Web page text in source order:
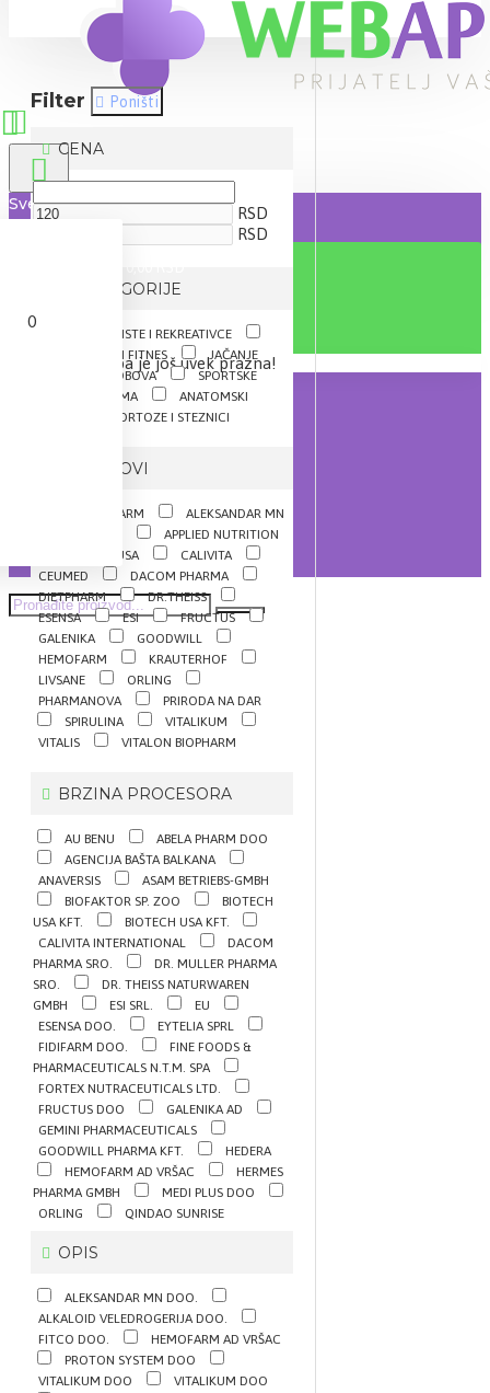
Sve
0
Vaša korpa je još uvek prazna!
Filter Poništi
CENA
RSD
RSD
IZ KATEGORIJE
ZA SPORTISTE I REKREATIVCE
MRŠAVLJENJE I FITNES
JAČANJE
KOSTIJU I ZGLOBOVA
SPORTSKE
POVREDE I REUMA
ANATOMSKI
ORTOZE I STEZNICI
BRENDOVI
ABELA PHARM
ALEKSANDAR MN
APPLIED NUTRITION
BIOTECHUSA
CALIVITA
CEUMED
DACOM PHARMA
DIETPHARM
DR.THEISS
ESENSA
ESI
FRUCTUS
GALENIKA
GOODWILL
HEMOFARM
KRAUTERHOF
LIVSANE
ORLING
PHARMANOVA
PRIRODA NA DAR
SPIRULINA
VITALIKUM
VITALIS
VITALON BIOPHARM
BRZINA PROCESORA
AU BENU
ABELA PHARM DOO
AGENCIJA BAŠTA BALKANA
ANAVERSIS
ASAM BETRIEBS-GMBH
BIOFAKTOR SP. ZOO
BIOTECH
USA KFT.
BIOTECH USA KFT.
CALIVITA INTERNATIONAL
DACOM
PHARMA SRO.
DR. MULLER PHARMA
SRO.
DR. THEISS NATURWAREN
GMBH
ESI SRL.
EU
ESENSA DOO.
EYTELIA SPRL
FIDIFARM DOO.
FINE FOODS &
PHARMACEUTICALS N.T.M. SPA
FORTEX NUTRACEUTICALS LTD.
FRUCTUS DOO
GALENIKA AD
GEMINI PHARMACEUTICALS
GOODWILL PHARMA KFT.
HEDERA
HEMOFARM AD VRŠAC
HERMES
PHARMA GMBH
MEDI PLUS DOO
ORLING
QINDAO SUNRISE
VITALIS DOCTORS GROUP DOO
OPIS
ALEKSANDAR MN DOO.
ALKALOID VELEDROGERIJA DOO.
FITCO DOO.
HEMOFARM AD VRŠAC
PROTON SYSTEM DOO
VITALIKUM DOO
VITALIKUM DOO